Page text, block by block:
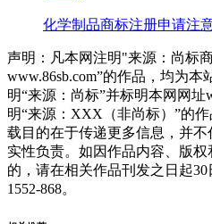
化学制品商标注册申请注
声明：凡本网注明"来源：尚标
www.86sb.com”的作品，均为
明“来源：尚标”并标明本网网址
明“来源：XXX（非尚标）”的
载目的在于传递更多信息，并
实性负责。如因作品内容、版
的，请在相关作品刊发之日起
1552-868。